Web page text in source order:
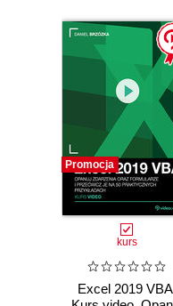
Promocja
kurs
Excel 2019